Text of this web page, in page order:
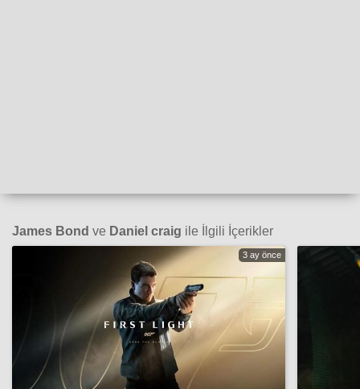
James Bond ve Daniel craig ile İlgili İçerikler
3 ay önce